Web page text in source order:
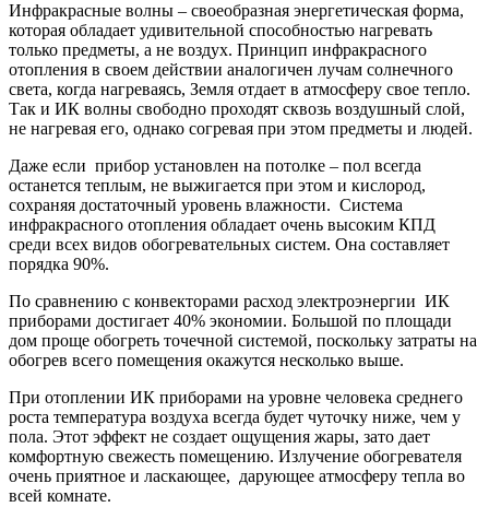
Инфракрасные волны – своеобразная энергетическая форма,
которая обладает удивительной способностью нагревать
только предметы, а не воздух. Принцип инфракрасного
отопления в своем действии аналогичен лучам солнечного
света, когда нагреваясь, Земля отдает в атмосферу свое тепло.
Так и ИК волны свободно проходят сквозь воздушный слой,
не нагревая его, однако согревая при этом предметы и людей.
Даже если прибор установлен на потолке – пол всегда
останется теплым, не выжигается при этом и кислород,
сохраняя достаточный уровень влажности. Система
инфракрасного отопления обладает очень высоким КПД
среди всех видов обогревательных систем. Она составляет
порядка 90%.
По сравнению с конвекторами расход электроэнергии ИК
приборами достигает 40% экономии. Большой по площади
дом проще обогреть точечной системой, поскольку затраты на
обогрев всего помещения окажутся несколько выше.
При отоплении ИК приборами на уровне человека среднего
роста температура воздуха всегда будет чуточку ниже, чем у
пола. Этот эффект не создает ощущения жары, зато дает
комфортную свежесть помещению. Излучение обогревателя
очень приятное и ласкающее, дарующее атмосферу тепла во
всей комнате.